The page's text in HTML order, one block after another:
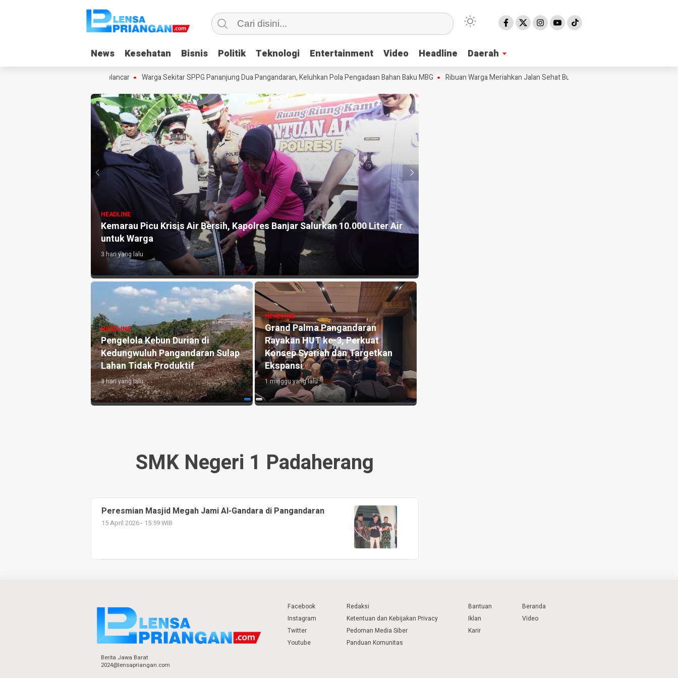
News Kesehatan Bisnis Politik Teknologi Entertainment Video Headline Daerah
News Kesehatan Bisnis Politik Teknologi Entertainment Video Headline Daerah
Program ULAS di Langkaplancar Warga Sekitar SPPG Pananjung Dua Pangandaran, Keluhkan Pola Pengadaan Bahan Baku MBG Ribuan Warga Meriahkan Jalan Sehat Bulan Bung Karno 2026 di
HEADLINE
Kemarau Picu Krisis Air Bersih, Kapolres Banjar Salurkan 10.000 Liter Air
untuk Warga
3 hari yang lalu
HEADLINE
Pengelola Kebun Durian di
Kedungwuluh Pangandaran Sulap
Lahan Tidak Produktif ‎
3 hari yang lalu
HEADLINE
Grand Palma Pangandaran
Rayakan HUT ke-3, Perkuat
Konsep Syariah dan Targetkan
Ekspansi
1 minggu yang lalu
SMK Negeri 1 Padaherang
Peresmian Masjid Megah Jami Al-Gandara di Pangandaran
15 April 2026 - 15:59 WIB
Berita Jawa Barat
2024@lensapriangan.com
Facebook
Instagram
Twitter
Youtube
Redaksi
Ketentuan dan Kebijakan Privacy
Pedoman Media Siber
Panduan Komunitas
Bantuan
Iklan
Karir
Beranda
Video